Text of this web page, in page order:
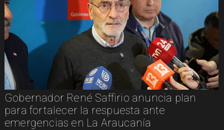
Gobernador René Saffirio anuncia plan
para fortalecer la respuesta ante
emergencias en La Araucanía